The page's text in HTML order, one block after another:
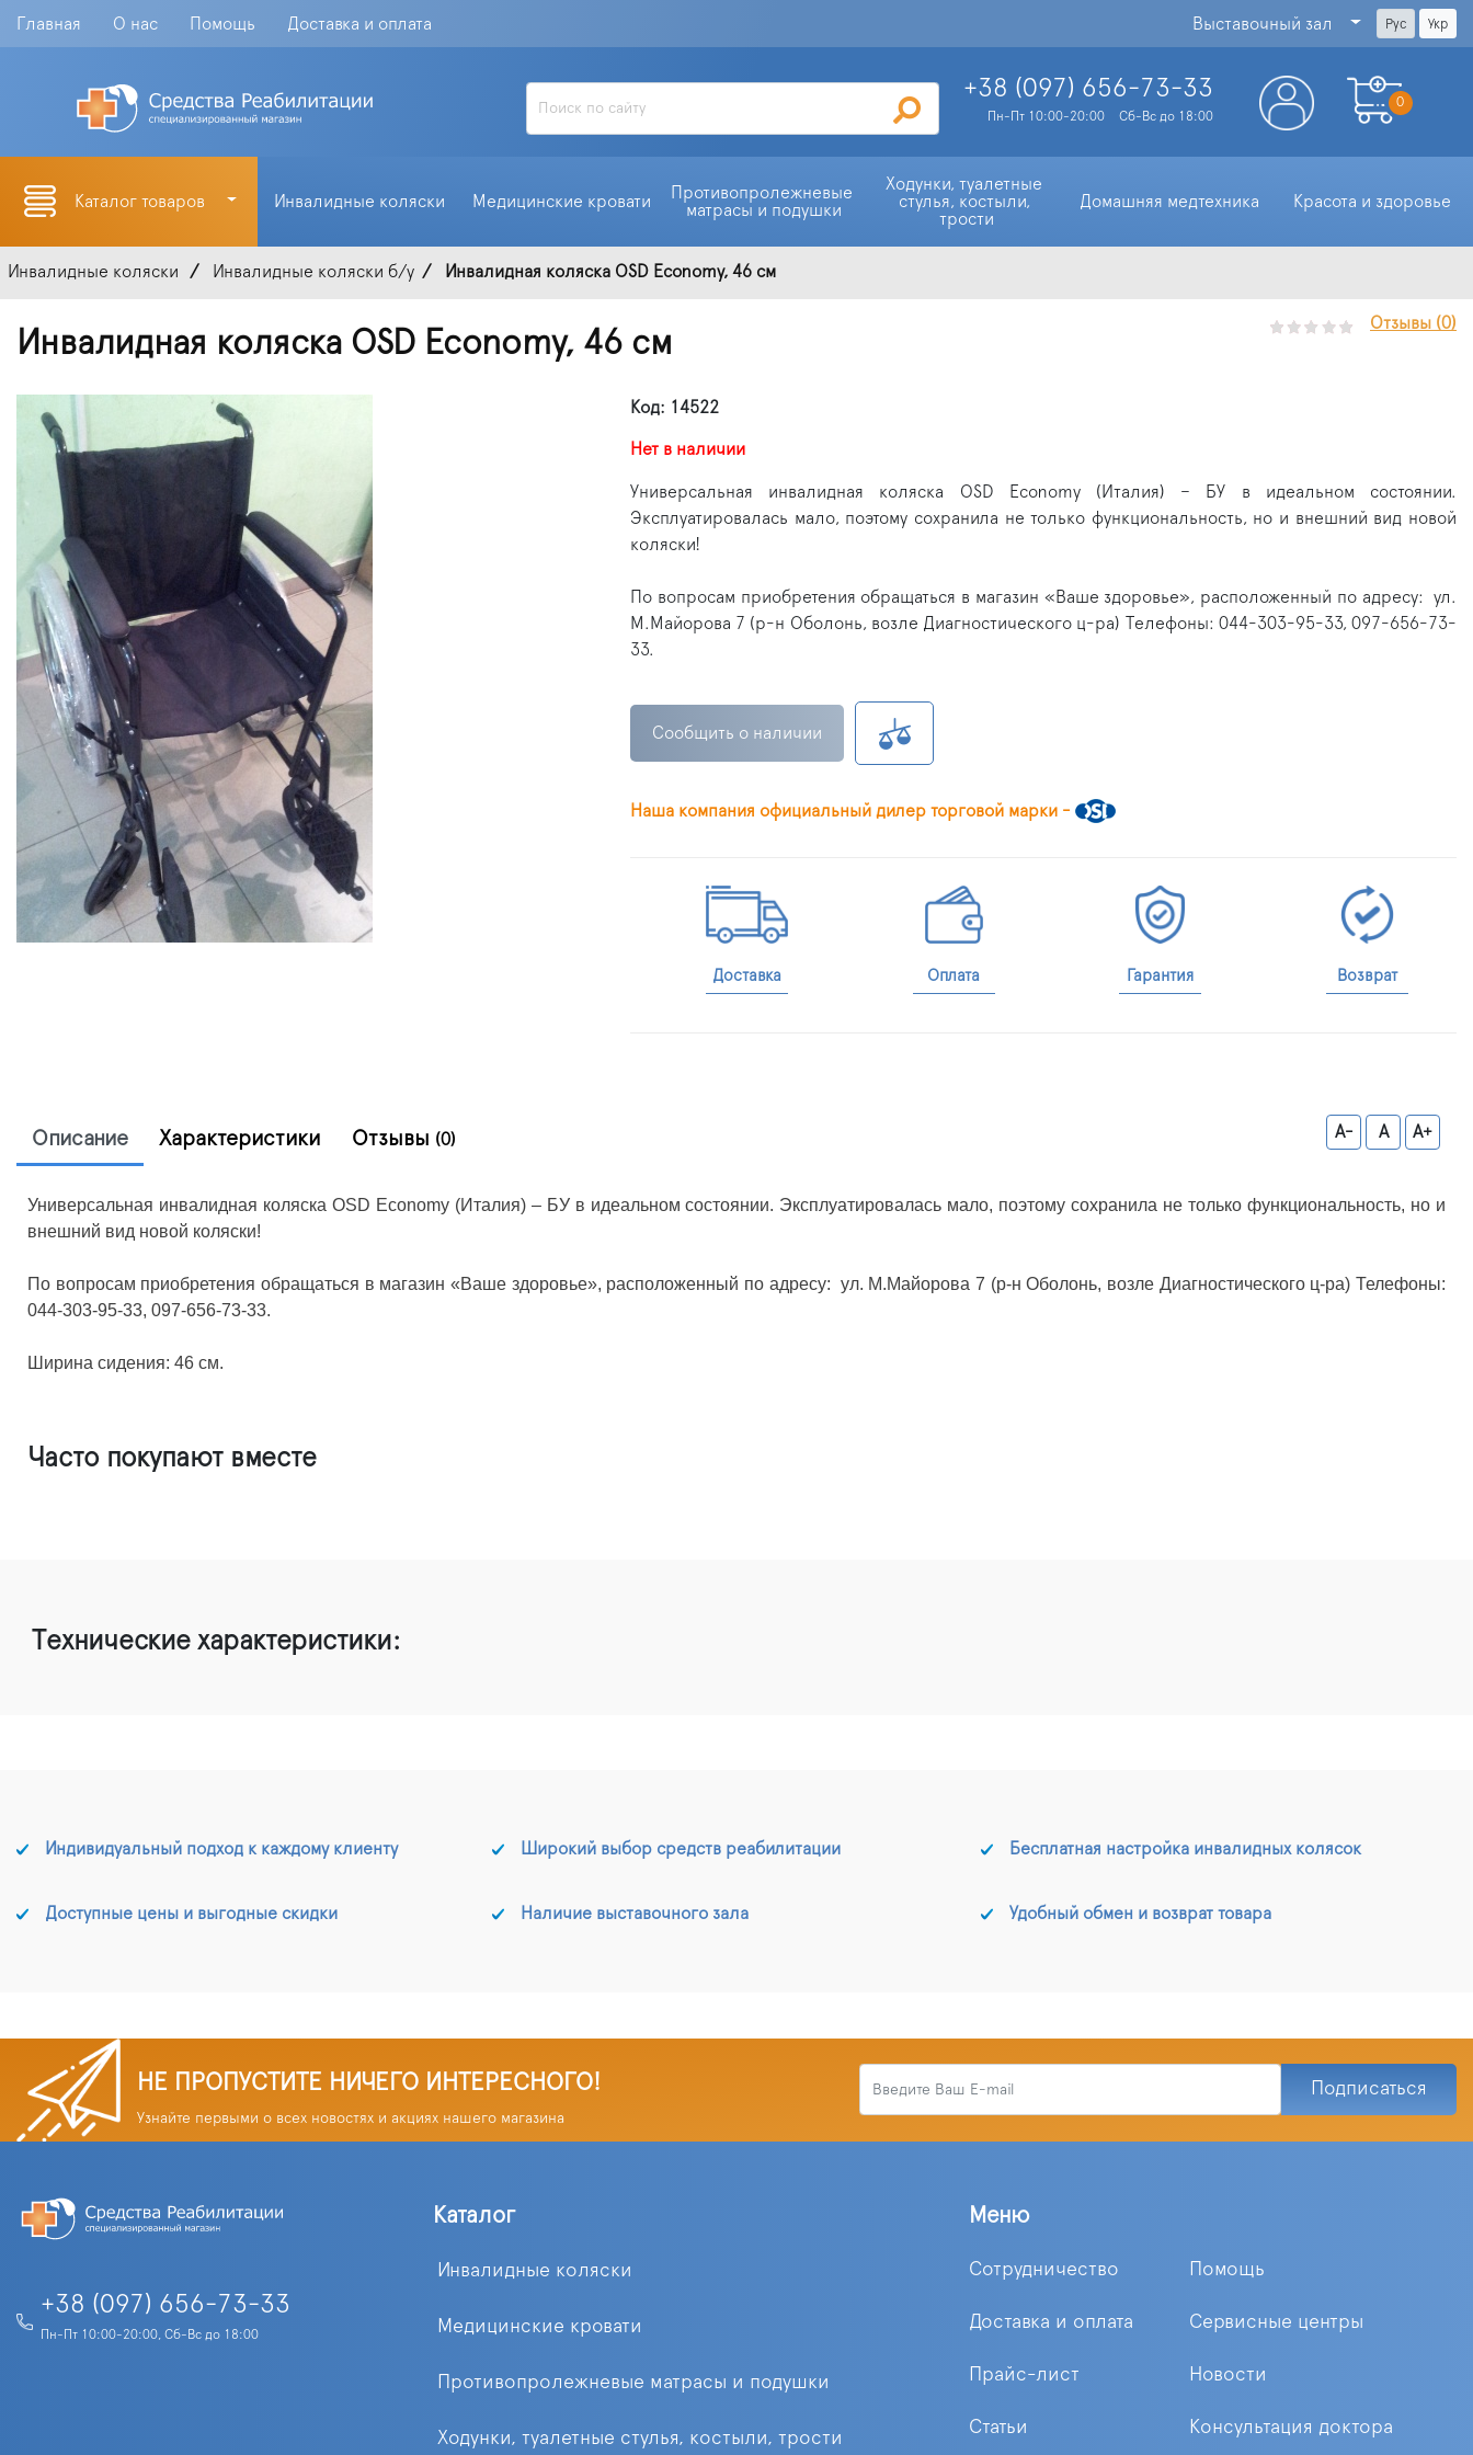
Главная О нас Помощь Доставка и оплата Выставочный зал Рус Укр
+38 (097) 656-73-33
Пн-Пт 10:00-20:00 Сб-Вс до 18:00
0
Каталог товаров Инвалидные коляски Медицинские кровати
Противопролежневые
матрасы и подушки
Ходунки, туалетные
стулья, костыли,
трости
Домашняя медтехника Красота и здоровье
Инвалидные коляски Инвалидные коляски б/у Инвалидная коляска OSD Economy, 46 см
Инвалидная коляска OSD Economy, 46 см
Отзывы (0)
Код: 14522
Нет в наличии
Универсальная инвалидная коляска OSD Economy (Италия) – БУ в идеальном состоянии.
Эксплуатировалась мало, поэтому сохранила не только функциональность, но и внешний вид новой
коляски!
По вопросам приобретения обращаться в магазин «Ваше здоровье», расположенный по адресу: ул.
М.Майорова 7 (р-н Оболонь, возле Диагностического ц-ра) Телефоны: 044-303-95-33, 097-656-73-
33.
Сообщить о наличии
Наша компания официальный дилер торговой марки -
Доставка Оплата Гарантия Возврат
Описание Характеристики Отзывы (0) A- A A+
Универсальная инвалидная коляска OSD Economy (Италия) – БУ в идеальном состоянии. Эксплуатировалась мало, поэтому сохранила не только функциональность, но и
внешний вид новой коляски!
По вопросам приобретения обращаться в магазин «Ваше здоровье», расположенный по адресу: ул. М.Майорова 7 (р-н Оболонь, возле Диагностического ц-ра) Телефоны:
044-303-95-33, 097-656-73-33.
Ширина сидения: 46 см.
Часто покупают вместе
Технические характеристики:
Индивидуальный подход к каждому клиенту Широкий выбор средств реабилитации
Доступные цены и выгодные скидки Наличие выставочного зала
Бесплатная настройка инвалидных колясок
Удобный обмен и возврат товара
НЕ ПРОПУСТИТЕ НИЧЕГО ИНТЕРЕСНОГО!
Узнайте первыми о всех новостях и акциях нашего магазина
Подписаться
+38 (097) 656-73-33
Пн-Пт 10:00-20:00, Сб-Вс до 18:00
Каталог
Инвалидные коляски
Медицинские кровати
Противопролежневые матрасы и подушки
Ходунки, туалетные стулья, костыли, трости
Меню
Сотрудничество Помощь
Доставка и оплата Сервисные центры
Прайс-лист Новости
Статьи Консультация доктора